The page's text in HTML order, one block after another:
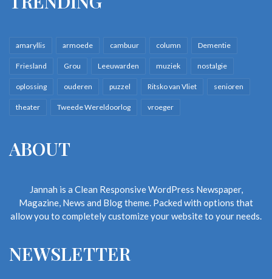
amaryllis armoede cambuur column Dementie
Friesland Grou Leeuwarden muziek nostalgie
oplossing ouderen puzzel Ritsko van Vliet senioren
theater Tweede Wereldoorlog vroeger
ABOUT
Jannah is a Clean Responsive WordPress Newspaper,
Magazine, News and Blog theme. Packed with options that
allow you to completely customize your website to your needs.
NEWSLETTER